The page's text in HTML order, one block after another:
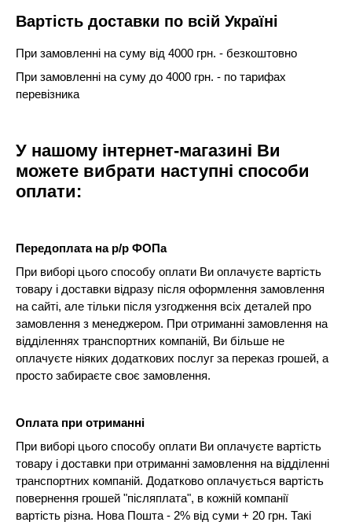
Вартість доставки по всій Україні
При замовленні на суму від 4000 грн. - безкоштовно
При замовленні на суму до 4000 грн. - по тарифах
перевізника
У нашому інтернет-магазині Ви
можете вибрати наступні способи
оплати:
Передоплата на р/р ФОПа
При виборі цього способу оплати Ви оплачуєте вартість
товару і доставки відразу після оформлення замовлення
на сайті, але тільки після узгодження всіх деталей про
замовлення з менеджером. При отриманні замовлення на
відділеннях транспортних компаній, Ви більше не
оплачуєте ніяких додаткових послуг за переказ грошей, а
просто забираєте своє замовлення.
Оплата при отриманні
При виборі цього способу оплати Ви оплачуєте вартість
товару і доставки при отриманні замовлення на відділенні
транспортних компаній. Додатково оплачується вартість
повернення грошей "післяплата", в кожній компанії
вартість різна. Нова Пошта - 2% від суми + 20 грн. Такі